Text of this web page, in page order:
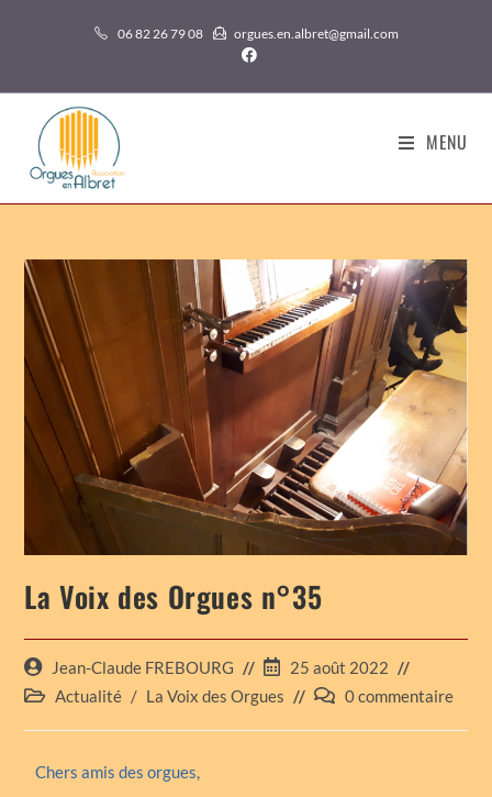
06 82 26 79 08 orgues.en.albret@gmail.com
MENU
La Voix des Orgues n°35
Jean-Claude FREBOURG
25 août 2022
Actualité / La Voix des Orgues 0 commentaire
Chers amis des orgues,